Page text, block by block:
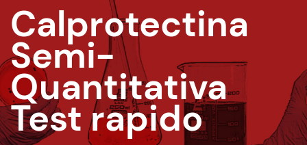
Calprotectina
Semi-
Quantitativa
Test rapido